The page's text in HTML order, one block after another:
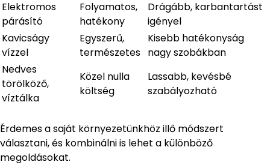
Elektromos
párásító
Folyamatos,
hatékony
Drágább, karbantartást
igényel
Kavicságy
vízzel
Egyszerű,
természetes
Kisebb hatékonyság
nagy szobákban
Nedves
törölköző,
víztálka
Közel nulla
költség
Lassabb, kevésbé
szabályozható
Érdemes a saját környezetünkhöz illő módszert
választani, és kombinálni is lehet a különböző
megoldásokat.